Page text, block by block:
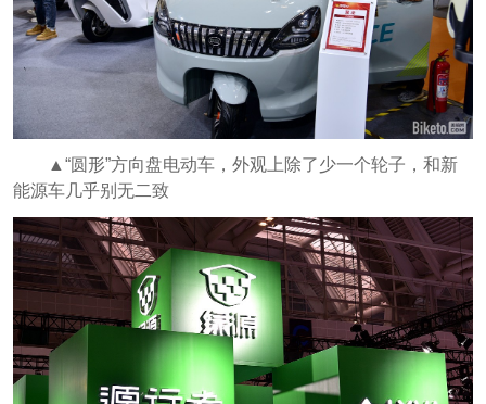
▲“圆形”方向盘电动车，外观上除了少一个轮子，和新
能源车几乎别无二致